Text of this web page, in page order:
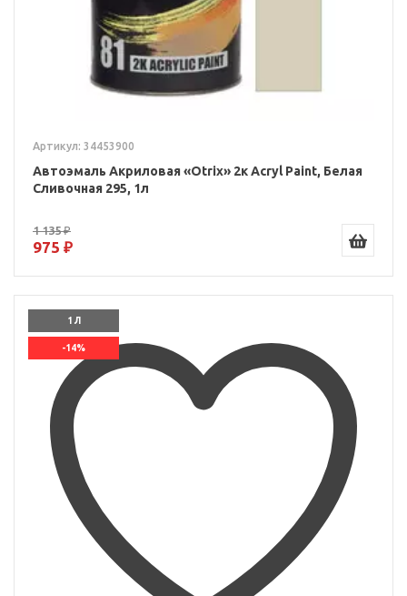
Артикул: 34453900
Автоэмаль Акриловая «Otrix» 2к Acryl Paint, Белая
Сливочная 295, 1л
1 135 ₽
975 ₽
1 Л
-14%